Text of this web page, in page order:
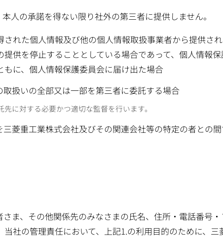
人の承諾を得ない限り社外の第三者に提供しません。
れた個人情報及び他の個人情報取扱事業者から提供さ
供を停止することとしている場合であって、個人情報
に、個人情報保護委員会に届け出た場合
扱いの全部又は一部を第三者に委託する場合
に対する必要かつ適切な監督を行います。
菱重工業株式会社及びその関連会社等の特定の者との
ま、その他関係先のみなさまの氏名、住所・電話番号
社の管理責任において、上記1.の利用目的のために、